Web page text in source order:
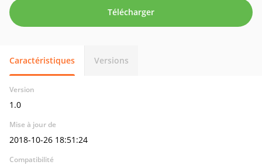
Télécharger
Caractéristiques Versions
Version
1.0
Mise à jour de
2018-10-26 18:51:24
Compatibilité